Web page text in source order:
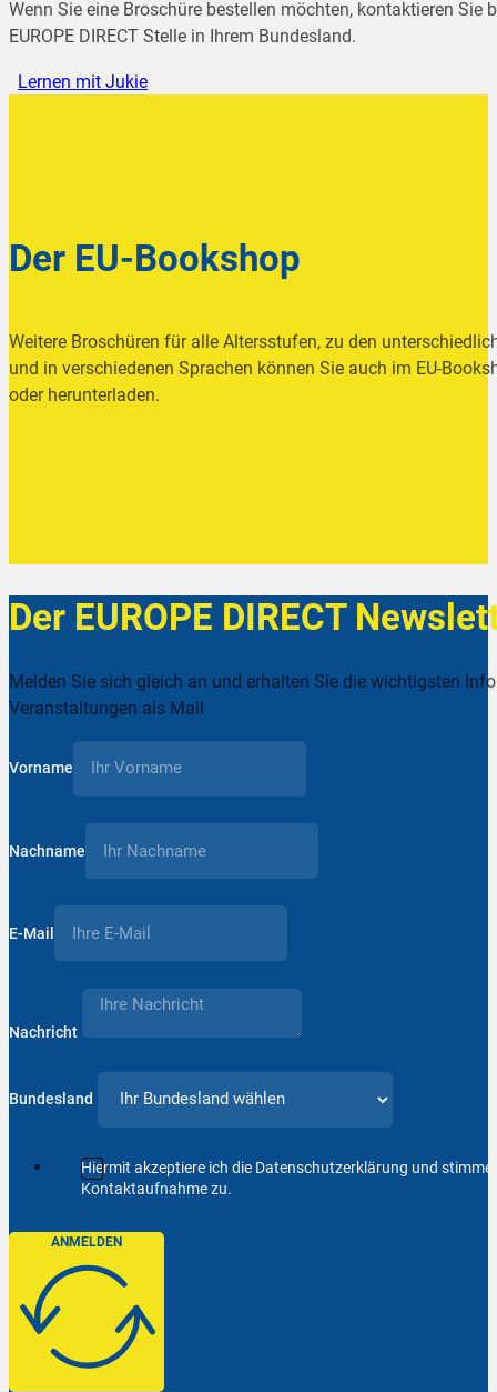
Wenn Sie eine Broschüre bestellen möchten, kontaktieren Sie
EUROPE DIRECT Stelle in Ihrem Bundesland.
Lernen mit Jukie
Der EU-Bookshop
Weitere Broschüren für alle Altersstufen, zu den
und in verschiedenen Sprachen können Sie auch im EU-
oder herunterladen.
Der EUROPE DIRECT
Melden Sie sich gleich an und erhalten Sie die wichtigsten
Veranstaltungen als Mail
Vorname
Nachname
E-Mail
Nachricht
Bundesland
Hiermit akzeptiere ich die Datenschutzerklärung und
Kontaktaufnahme zu.
ANMELDEN